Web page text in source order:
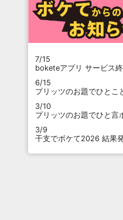
7/15
boketeアプリ サービス
6/15
プリッツのお題でひとこ
3/10
プリッツのお題でひと言
3/9
干支でボケて2026 結果